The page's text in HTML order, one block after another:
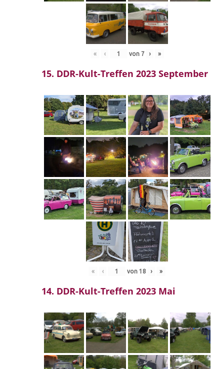
« ‹ von 7 › »
15. DDR-Kult-Treffen 2023 September
« ‹ von 18 › »
14. DDR-Kult-Treffen 2023 Mai